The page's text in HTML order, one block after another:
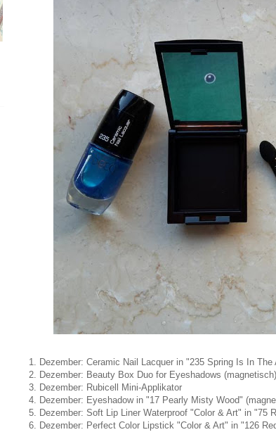
1. Dezember: Ceramic Nail Lacquer in "235 Spring Is In The
2. Dezember: Beauty Box Duo for Eyeshadows (magnetisch)
3. Dezember: Rubicell Mini-Applikator
4. Dezember: Eyeshadow in "17 Pearly Misty Wood"
5. Dezember: Soft Lip Liner Waterproof "Color & Art" in "75
6. Dezember: Perfect Color Lipstick "Color & Art" in "126